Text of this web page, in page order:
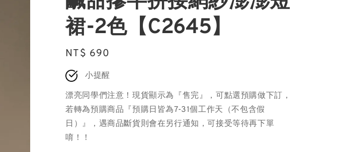
裙-2色【C2645】
Regular
price
NT$ 690
小提醒
漂亮同學們注意！現貨顯示為『售完』，可點選預購做下訂，
若轉為預購商品『預購日皆為7-31個工作天（不包含假
日）』，遇商品斷貨則會在另行通知，可接受等待再下單
唷！！